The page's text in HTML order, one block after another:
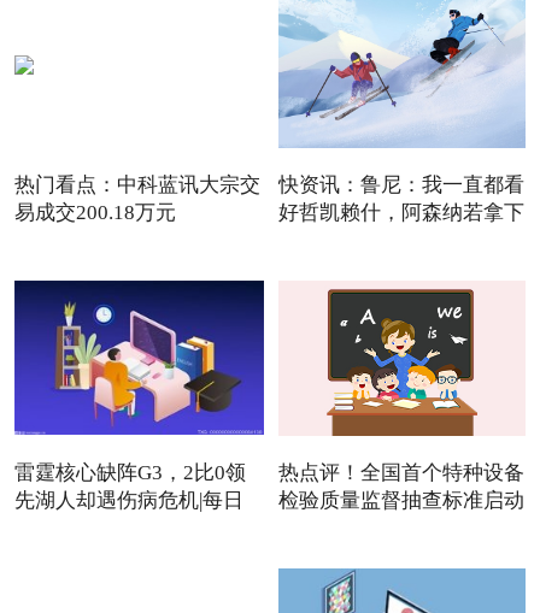
热门看点：中科蓝讯大宗交
易成交200.18万元
快资讯：鲁尼：我一直都看
好哲凯赖什，阿森纳若拿下
雷霆核心缺阵G3，2比0领
先湖人却遇伤病危机|每日
热点评！全国首个特种设备
检验质量监督抽查标准启动